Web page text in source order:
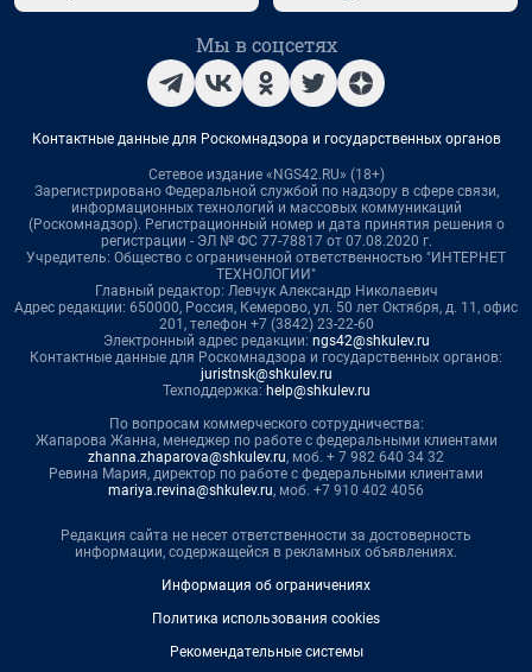
Мы в соцсетях
Контактные данные для Роскомнадзора и государственных органов
Сетевое издание «NGS42.RU» (18+)
Зарегистрировано Федеральной службой по надзору в сфере связи,
информационных технологий и массовых коммуникаций
(Роскомнадзор). Регистрационный номер и дата принятия решения о
регистрации - ЭЛ № ФС 77-78817 от 07.08.2020 г.
Учредитель: Общество с ограниченной ответственностью "ИНТЕРНЕТ
ТЕХНОЛОГИИ"
Главный редактор: Левчук Александр Николаевич
Адрес редакции: 650000, Россия, Кемерово, ул. 50 лет Октября, д. 11, офис
201, телефон +7 (3842) 23-22-60
Электронный адрес редакции: ngs42@shkulev.ru
Контактные данные для Роскомнадзора и государственных органов:
juristnsk@shkulev.ru
Техподдержка: help@shkulev.ru
По вопросам коммерческого сотрудничества:
Жапарова Жанна, менеджер по работе с федеральными клиентами
zhanna.zhaparova@shkulev.ru, моб. + 7 982 640 34 32
Ревина Мария, директор по работе с федеральными клиентами
mariya.revina@shkulev.ru, моб. +7 910 402 4056
Редакция сайта не несет ответственности за достоверность
информации, содержащейся в рекламных объявлениях.
Информация об ограничениях
Политика использования cookies
Рекомендательные системы